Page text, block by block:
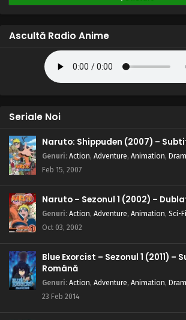
Ascultă Radio Anime
Seriale Noi
Naruto: Shippuden (2007) –
Genuri: Action, Adventure, Animation,
Feb 15, 2007
Naruto – Sezonul 1 (2002) –
Genuri: Action, Adventure, Animation, Sci-Fi
Oct 03, 2002
Blue Exorcist – Sezonul 1 (2011) –
Română
Genuri: Action, Adventure, Animation,
23 Feb 2014